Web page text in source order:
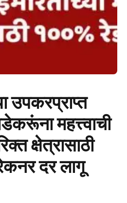
उपकरप्राप्त
महत्त्वाची
क्षेत्रासाठी
दर लागू